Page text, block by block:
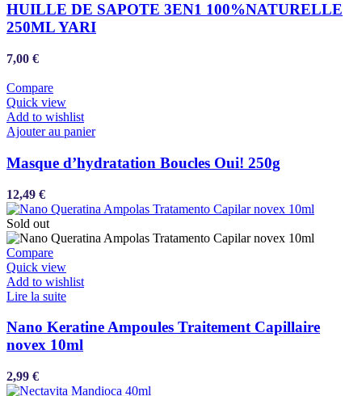
HUILLE DE SAPOTE 3EN1 100%NATURELLE
250ML YARI
7,00 €
Compare
Quick view
Add to wishlist
Ajouter au panier
Masque d’hydratation Boucles Oui! 250g
12,49 €
Sold out
Compare
Quick view
Add to wishlist
Lire la suite
Nano Keratine Ampoules Traitement Capillaire
novex 10ml
2,99 €